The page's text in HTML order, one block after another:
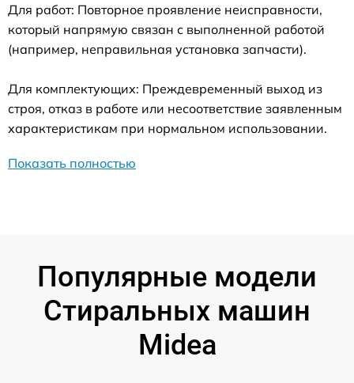
Для работ: Повторное проявление неисправности,
который напрямую связан с выполненной работой
(например, неправильная установка запчасти).
Для комплектующих: Преждевременный выход из
строя, отказ в работе или несоответствие заявленным
характеристикам при нормальном использовании.
Показать полностью
Популярные модели
Стиральных машин
Midea